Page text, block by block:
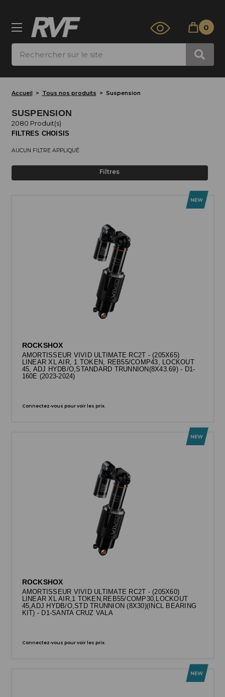
0
Accueil Tous nos produits Suspension
SUSPENSION
2080 Produit(s)
FILTRES CHOISIS
AUCUN FILTRE APPLIQUÉ
Filtres
ROCKSHOX
AMORTISSEUR VIVID ULTIMATE RC2T - (205X65)
LINEAR XL AIR, 1 TOKEN, REB55/COMP43, LOCKOUT
45, ADJ HYDB/O,STANDARD TRUNNION(8X43.69) - D1-
160E (2023-2024)
Connectez-vous pour voir les prix.
ROCKSHOX
AMORTISSEUR VIVID ULTIMATE RC2T - (205X60)
LINEAR XL AIR,1 TOKEN,REB55/COMP30,LOCKOUT
45,ADJ HYDB/O,STD TRUNNION (8X30)(INCL BEARING
KIT) - D1-SANTA CRUZ VALA
Connectez-vous pour voir les prix.